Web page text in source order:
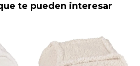
te pueden interesar